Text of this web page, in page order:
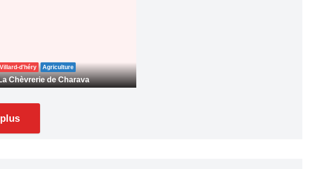
Villard-d'héry Agriculture
Chèvrerie de Charava